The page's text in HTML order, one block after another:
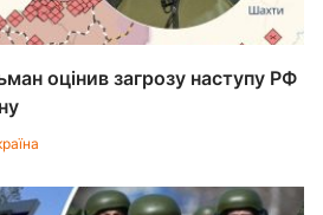
оцінив загрозу наступу РФ